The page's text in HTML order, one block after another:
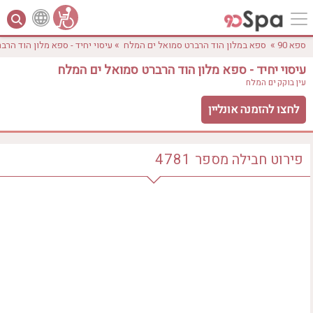
לפי אבזורים
אישור
ספא 90 » ספא במלון הוד הרברט סמואל ים המלח » עיסוי יחיד - ספא מלון הוד
עיסוי יחיד - ספא מלון הוד הרברט סמואל ים המלח
עין בוקקים המלח
לחצו להזמנה אונליין
פירוט חבילה מספר 4781